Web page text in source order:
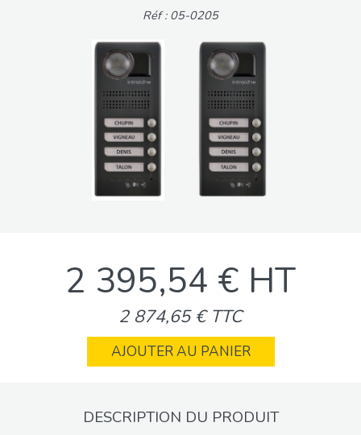
Réf : 05-0205
2 395,54 € HT
2 874,65 € TTC
AJOUTER AU PANIER
DESCRIPTION DU PRODUIT